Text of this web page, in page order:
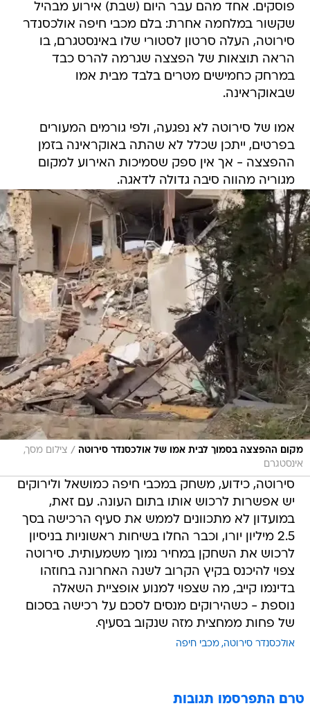
פוסקים. אחד מהם עבר היום (שבת) אירוע מבהיל
שקשור במלחמה אחרת: בלם מכבי חיפה אולכסנדר
סירוטה, העלה סרטון לסטורי שלו באינסטגרם, בו
הראה תוצאות של הפצצה שגרמה להרס כבד
במרחק כחמישים מטרים בלבד מבית אמו
שבאוקראינה.
אמו של סירוטה לא נפגעה, ולפי גורמים המעורים
בפרטים, ייתכן שכלל לא שהתה באוקראינה בזמן
ההפצצה - אך אין ספק שסמיכות האירוע למקום
מגוריה מהווה סיבה גדולה לדאגה.
מקום ההפצצה בסמוך לבית אמו של אולכסנדר סירוטה / צילום מסך,
אינסטגרם
סירוטה, כידוע, משחק במכבי חיפה כמושאל ולירוקים
יש אפשרות לרכוש אותו בתום העונה. עם זאת,
במועדון לא מתכוונים לממש את סעיף הרכישה בסך
2.5 מיליון יורו, וכבר החלו בשיחות ראשוניות בניסיון
לרכוש את השחקן במחיר נמוך משמעותית. סירוטה
צפוי להיכנס בקיץ הקרוב לשנה האחרונה בחוזהו
בדינמו קייב, מה שצפוי למנוע אופציית השאלה
נוספת - כשהירוקים מנסים לסכם על רכישה בסכום
של פחות ממחצית מזה שנקוב בסעיף.
אולכסנדר סירוטה מכבי חיפה
טרם התפרסמו תגובות